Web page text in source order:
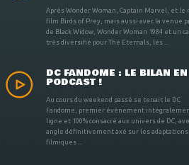
Après Wonder Woman, Captain Marvel, et le
film Birds of Prey, mais aussi avec la venue
de Black Widow, Wonder Woman 1984 et un
très diversifié pour The Eternals, les ...
DC FANDOME : LE BILAN EN
PODCAST !
Au cours du weekend passé se tenait le DC
Fandome, premier évènement
ligne et 100% consacré aux univers de DC,
angle définitivement axé sur les adaptations
filmiques ...